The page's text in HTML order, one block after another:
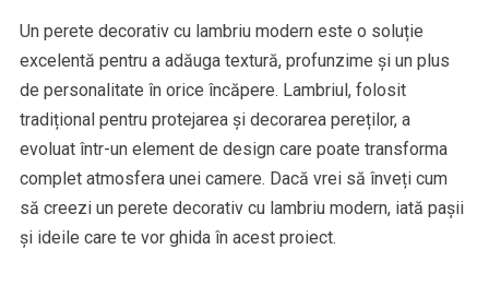
Un perete decorativ cu lambriu modern este o soluție
excelentă pentru a adăuga textură, profunzime și un plus
de personalitate în orice încăpere. Lambriul, folosit
tradițional pentru protejarea și decorarea pereților, a
evoluat într-un element de design care poate transforma
complet atmosfera unei camere. Dacă vrei să înveți cum
să creezi un perete decorativ cu lambriu modern, iată pașii
și ideile care te vor ghida în acest proiect.